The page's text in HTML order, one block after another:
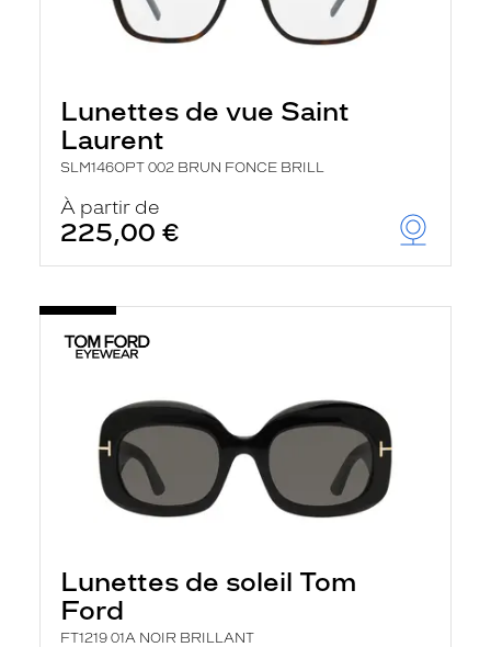
Lunettes de vue Saint
Laurent
SLM146OPT 002 BRUN FONCE BRILL
À partir de
225,00 €
Lunettes de soleil Tom
Ford
FT1219 01A NOIR BRILLANT